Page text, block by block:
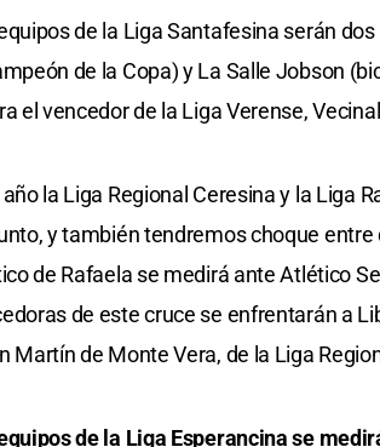
de la Liga Santafesina serán
de la Copa) y La Salle Jobson
el vencedor de la Liga Verense,
año la Liga Regional Ceresina y la Liga
y también tendremos choque
de Rafaela se medirá ante Atlético
de este cruce se enfrentarán a
Martín de Monte Vera, de la Liga
de la Liga Esperancina se